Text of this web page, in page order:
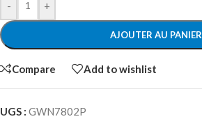
- +
AJOUTER AU PANIER
Compare Add to wishlist
UGS : GWN7802P